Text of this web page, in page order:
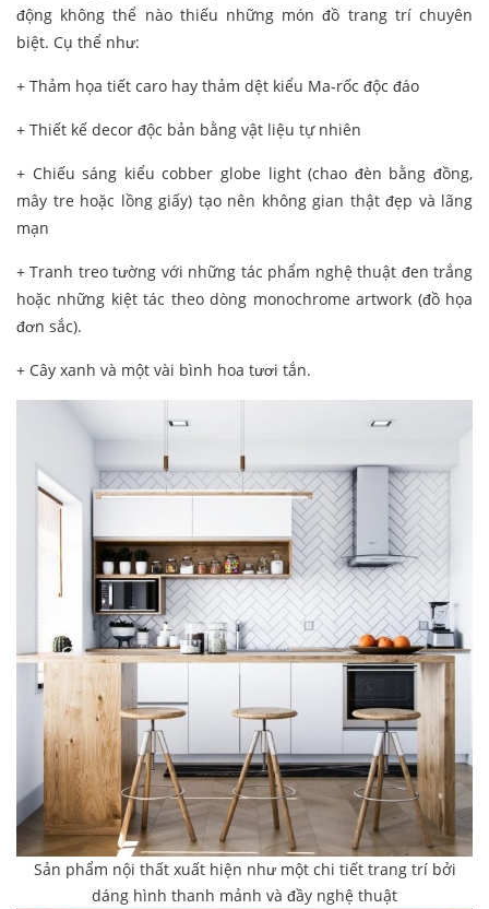
động không thể nào thiếu những món đồ trang trí chuyên
biệt. Cụ thể như:
+ Thảm họa tiết caro hay thảm dệt kiểu Ma-rốc độc đáo
+ Thiết kế decor độc bản bằng vật liệu tự nhiên
+ Chiếu sáng kiểu cobber globe light (chao đèn bằng đồng,
mây tre hoặc lồng giấy) tạo nên không gian thật đẹp và lãng
mạn
+ Tranh treo tường với những tác phẩm nghệ thuật đen trắng
hoặc những kiệt tác theo dòng monochrome artwork (đồ họa
đơn sắc).
+ Cây xanh và một vài bình hoa tươi tắn.
Sản phẩm nội thất xuất hiện như một chi tiết trang trí bởi
dáng hình thanh mảnh và đầy nghệ thuật